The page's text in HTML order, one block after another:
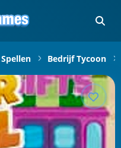
Bedrijf Tycoon